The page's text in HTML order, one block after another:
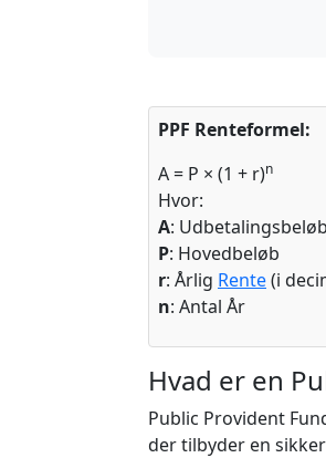
PPF Renteformel:
A = P × (1 + r)n
Hvor:
A: Udbetalingsbeløb
P: Hovedbeløb
r: Årlig Rente(i
n: Antal År
Hvad er en
Public Provident
der tilbyder en